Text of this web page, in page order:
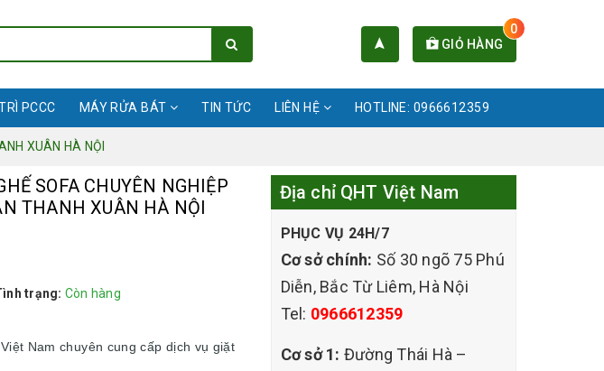
GIỎ HÀNG
0
PCCC MÁY RỬA BÁT TIN TỨC LIÊN HỆ HOTLINE: 0966612359
XUÂN HÀ NỘI
SOFA CHUYÊN NGHIỆP
THANH XUÂN HÀ NỘI
trạng: Còn hàng
Nam chuyên cung cấp dịch vụ giặt
Địa chỉ QHT Việt Nam
PHỤC VỤ 24H/7
Cơ sở chính: Số 30 ngõ 75 Phú
Diễn, Bắc Từ Liêm, Hà Nội
Tel: 0966612359
Cơ sở 1: Đường Thái Hà –